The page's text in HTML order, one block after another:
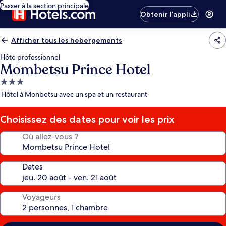
Passer à la section principale
Obtenir l’appli
Afficher tous les hébergements
Hôte professionnel
Mombetsu Prince Hotel
Hébergement
3.0 étoiles
Hôtel à Monbetsu avec un spa et un restaurant
Choisissez des dates pour voir les prix
Où allez-vous ?
Dates
Voyageurs